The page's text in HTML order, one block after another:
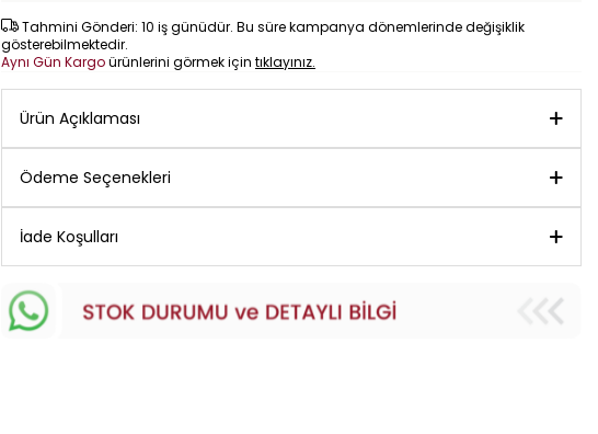
Tahmini Gönderi: 10 iş günüdür. Bu süre kampanya dönemlerinde değişiklik
gösterebilmektedir.
Aynı Gün Kargoürünlerini görmek için tıklayınız.
Ürün Açıklaması
Ödeme Seçenekleri
İade Koşulları